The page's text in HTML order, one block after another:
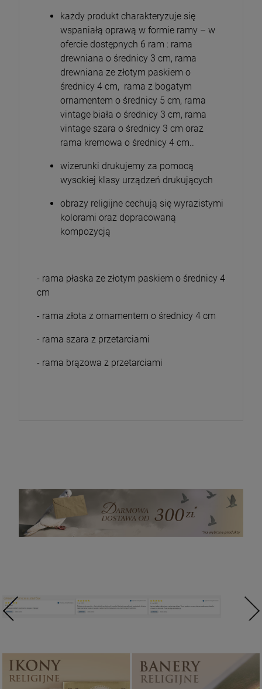
każdy produkt charakteryzuje się
wspaniałą oprawą w formie ramy – w
ofercie dostępnych 6 ram : rama
drewniana o średnicy 3 cm, rama
drewniana ze złotym paskiem o
średnicy 4 cm, rama z bogatym
ornamentem o średnicy 5 cm, rama
vintage biała o średnicy 3 cm, rama
vintage szara o średnicy 3 cm oraz
rama kremowa o średnicy 4 cm..
wizerunki drukujemy za pomocą
wysokiej klasy urządzeń drukujących
obrazy religijne cechują się wyrazistymi
kolorami oraz dopracowaną
kompozycją
- rama płaska ze złotym paskiem o średnicy 4
cm
- rama złota z ornamentem o średnicy 4 cm
- rama szara z przetarciami
- rama brązowa z przetarciami